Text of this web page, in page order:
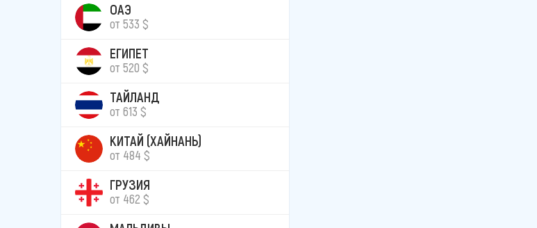
ОАЭ
от 533 $
ЕГИПЕТ
от 520 $
ТАЙЛАНД
от 613 $
КИТАЙ (ХАЙНАНЬ)
от 484 $
ГРУЗИЯ
от 462 $